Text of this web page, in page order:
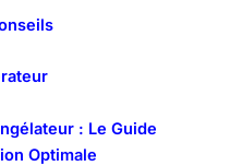
: Le Guide
Optimale